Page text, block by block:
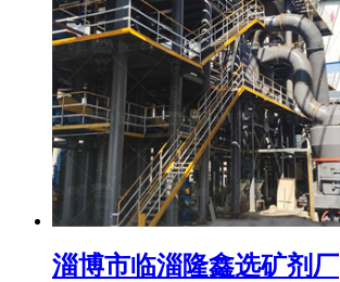
淄博市临淄隆鑫选矿剂厂